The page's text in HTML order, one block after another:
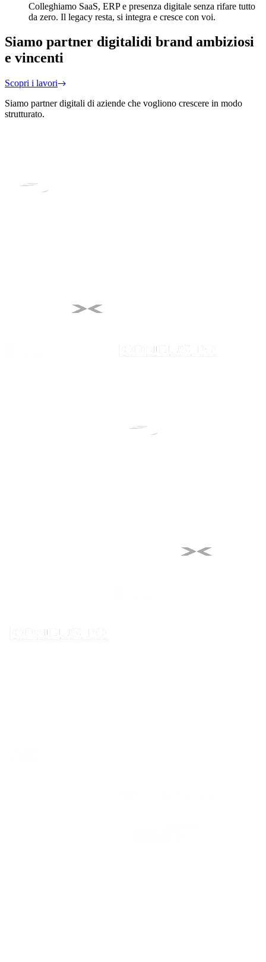
Colleghiamo SaaS, ERP e presenza digitale senza rifare tutto
da zero. Il legacy resta, si integra e cresce con voi.
Siamo partner digitalidi brand ambiziosi
e vincenti
Scopri i lavori
Siamo partner digitali di aziende che vogliono crescere in modo
strutturato.